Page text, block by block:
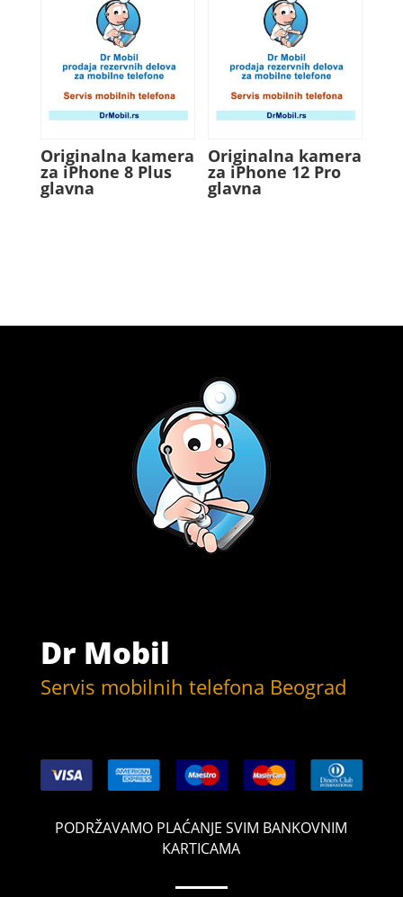
Originalna kamera
za iPhone 8 Plus
glavna
Originalna kamera
za iPhone 12 Pro
glavna
Dr Mobil
Servis mobilnih telefona Beograd
PODRŽAVAMO PLAĆANJE SVIM BANKOVNIM
KARTICAMA